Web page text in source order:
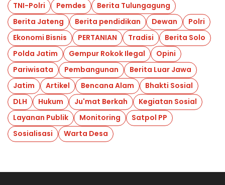
TNI-Polri
Pemdes
Berita Tulungagung
Berita Jateng
Berita pendidikan Dewan
Polri
Ekonomi Bisnis
PERTANIAN Tradisi
Berita Solo
Polda Jatim
Gempur Rokok Ilegal
Opini
Pariwisata
Pembangunan
Berita Luar Jawa
Jatim
Artikel Bencana Alam
Bhakti Sosial
DLH
Hukum Ju'mat Berkah
Kegiatan Sosial
Layanan Publik
Monitoring
Satpol PP
Sosialisasi
Warta Desa